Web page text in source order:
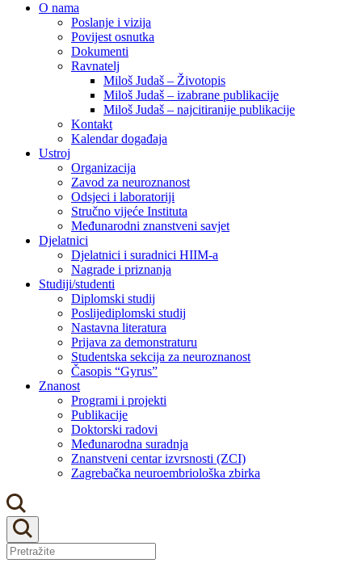
O nama
Poslanje i vizija
Povijest osnutka
Dokumenti
Ravnatelj
Miloš Judaš – Životopis
Miloš Judaš – izabrane publikacije
Miloš Judaš – najcitiranije publikacije
Kontakt
Kalendar događaja
Ustroj
Organizacija
Zavod za neuroznanost
Odsjeci i laboratoriji
Stručno vijeće Instituta
Međunarodni znanstveni savjet
Djelatnici
Djelatnici i suradnici HIIM-a
Nagrade i priznanja
Studiji/studenti
Diplomski studij
Poslijediplomski studij
Nastavna literatura
Prijava za demonstraturu
Studentska sekcija za neuroznanost
Časopis “Gyrus”
Znanost
Programi i projekti
Publikacije
Doktorski radovi
Međunarodna suradnja
Znanstveni centar izvrsnosti (ZCI)
Zagrebačka neuroembriološka zbirka